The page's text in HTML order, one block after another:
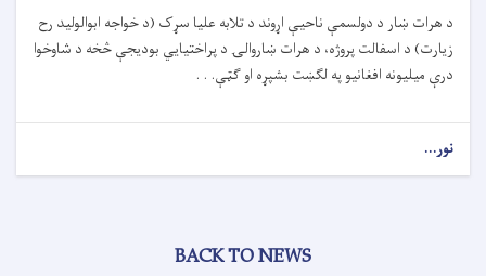
د هرات ښار د دولسمې ناحیې اړوند د تلابه علیا سړک (د خواجه ابوالولید رح
زیارت) د اسفالت پروژه، د هرات ښاروالۍ د پراختیايي بودیجې څخه د شاوخوا
درې میلیونه افغانیو په لګښت بشپړه او ګټې. . .
نور...
BACK TO NEWS